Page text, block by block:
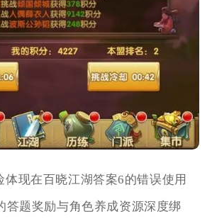
体现在百晓江湖答案6的错误使用
答题奖励与角色养成资源深度绑